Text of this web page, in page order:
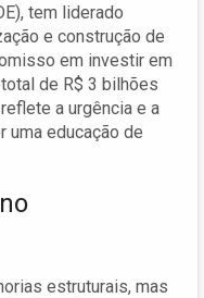
tem liderado
e construção de
em investir em
de R$ 3 bilhões
a urgência e a
uma educação de
estruturais, mas